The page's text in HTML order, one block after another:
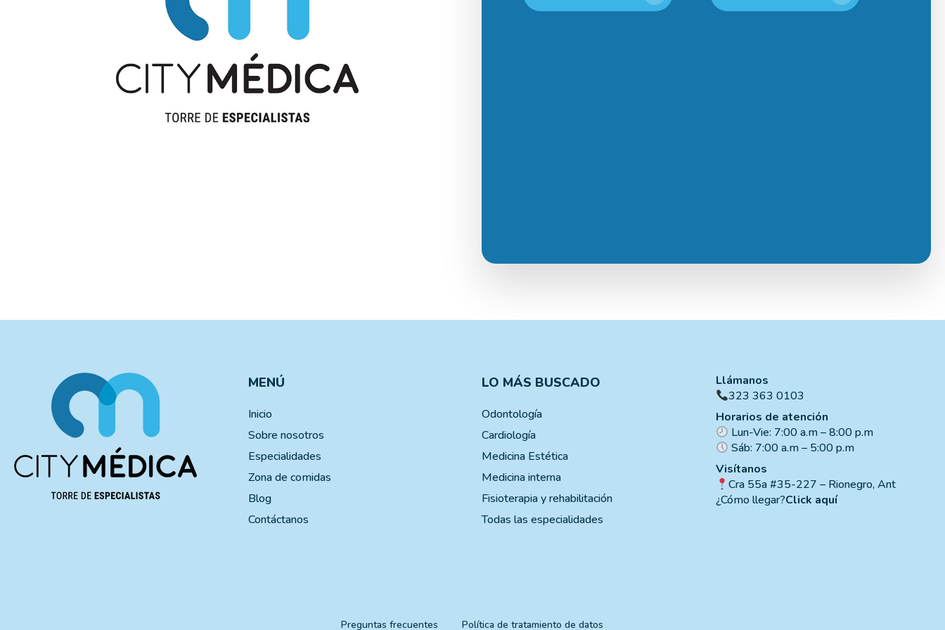
MENÚ
Inicio
Sobre nosotros
Especialidades
Zona de comidas
Blog
Contáctanos
LO MÁS BUSCADO
Odontología
Cardiología
Medicina Estética
Medicina interna
Fisioterapia y rehabilitación
Todas las especialidades
Llámanos
323 363 0103
Horarios de atención
Lun-Vie: 7:00 a.m – 8:00 p.m
Sáb: 7:00 a.m – 5:00 p.m
Visítanos
Cra 55a #35-227 – Rionegro, Ant
¿Cómo llegar?Click aquí
Preguntas frecuentes Política de tratamiento de datos